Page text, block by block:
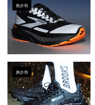
跑步鞋
跑步鞋